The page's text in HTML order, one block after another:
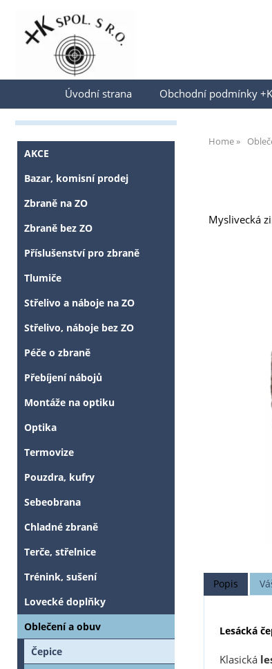
Přihlásit se
Úvodní strana Obchodní podmínky
Home
Myslivecká
Popis
Lesácká
Klasická
AKCE
Bazar, komisní prodej
Zbraně na ZO
Zbraně bez ZO
Příslušenství pro zbraně
Tlumiče
Střelivo a náboje na ZO
Střelivo, náboje bez ZO
Péče o zbraně
Přebíjení nábojů
Montáže na optiku
Optika
Termovize
Pouzdra, kufry
Sebeobrana
Chladné zbraně
Terče, střelnice
Trénink, sušení
Lovecké doplňky
Oblečení a obuv
Čepice